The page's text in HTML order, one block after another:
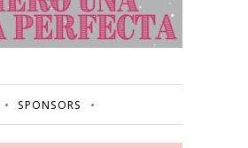
SPONSORS